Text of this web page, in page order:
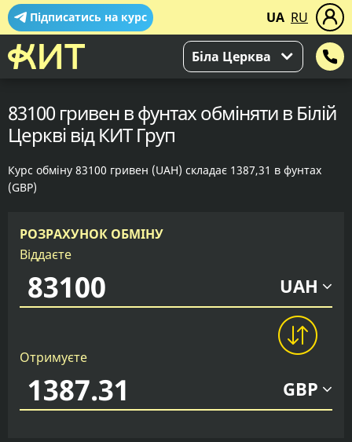
Підписатись на курс UA RU
Біла Церква
83100 гривен в фунтах обміняти в Білій
Церкві від КИТ Груп
Курс обміну 83100 гривен (UAH) складає 1387,31 в фунтах
(GBP)
РОЗРАХУНОК ОБМІНУ
Віддаєте
UAH
Отримуєте
GBP